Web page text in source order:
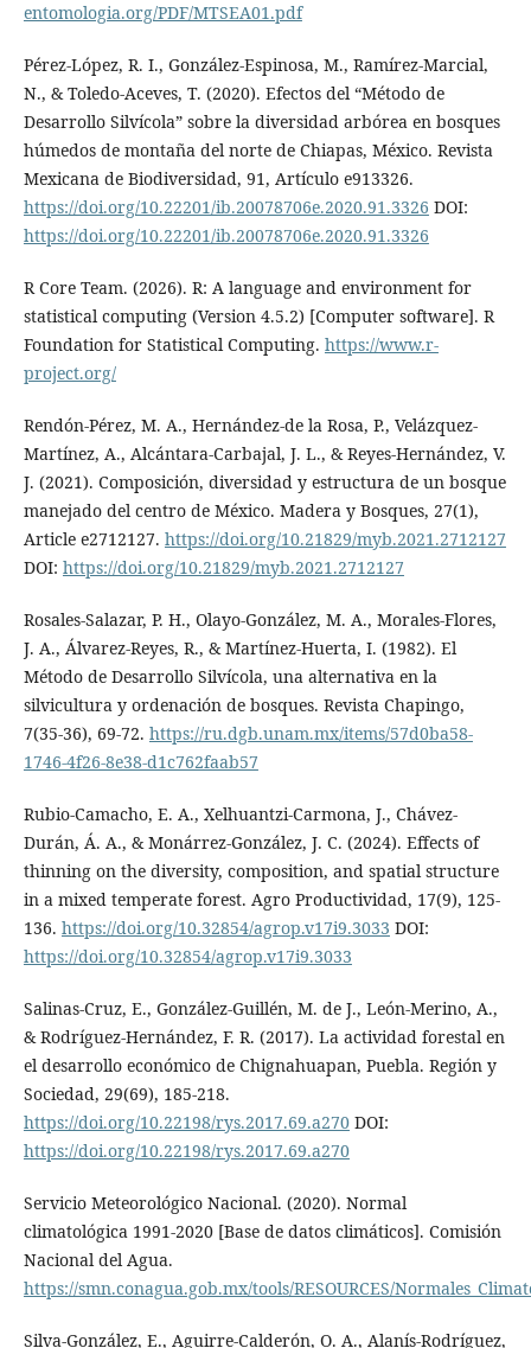
entomologia.org/PDF/MTSEA01.pdf
Pérez-López, R. I., González-Espinosa, M., Ramírez-Marcial,
N., & Toledo-Aceves, T. (2020). Efectos del “Método de
Desarrollo Silvícola” sobre la diversidad arbórea en bosques
húmedos de montaña del norte de Chiapas, México. Revista
Mexicana de Biodiversidad, 91, Artículo e913326.
https://doi.org/10.22201/ib.20078706e.2020.91.3326 DOI:
https://doi.org/10.22201/ib.20078706e.2020.91.3326
R Core Team. (2026). R: A language and environment for
statistical computing (Version 4.5.2) [Computer software]. R
Foundation for Statistical Computing. https://www.r-
project.org/
Rendón-Pérez, M. A., Hernández-de la Rosa, P., Velázquez-
Martínez, A., Alcántara-Carbajal, J. L., & Reyes-Hernández, V.
J. (2021). Composición, diversidad y estructura de un bosque
manejado del centro de México. Madera y Bosques, 27(1),
Article e2712127. https://doi.org/10.21829/myb.2021.2712127
DOI: https://doi.org/10.21829/myb.2021.2712127
Rosales-Salazar, P. H., Olayo-González, M. A., Morales-Flores,
J. A., Álvarez-Reyes, R., & Martínez-Huerta, I. (1982). El
Método de Desarrollo Silvícola, una alternativa en la
silvicultura y ordenación de bosques. Revista Chapingo,
7(35-36), 69-72. https://ru.dgb.unam.mx/items/57d0ba58-
1746-4f26-8e38-d1c762faab57
Rubio-Camacho, E. A., Xelhuantzi-Carmona, J., Chávez-
Durán, Á. A., & Monárrez-González, J. C. (2024). Effects of
thinning on the diversity, composition, and spatial structure
in a mixed temperate forest. Agro Productividad, 17(9), 125-
136. https://doi.org/10.32854/agrop.v17i9.3033 DOI:
https://doi.org/10.32854/agrop.v17i9.3033
Salinas-Cruz, E., González-Guillén, M. de J., León-Merino, A.,
& Rodríguez-Hernández, F. R. (2017). La actividad forestal en
el desarrollo económico de Chignahuapan, Puebla. Región y
Sociedad, 29(69), 185-218.
https://doi.org/10.22198/rys.2017.69.a270DOI:
https://doi.org/10.22198/rys.2017.69.a270
Servicio Meteorológico Nacional. (2020). Normal
climatológica 1991-2020 [Base de datos climáticos]. Comisión
Nacional del Agua.
https://smn.conagua.gob.mx/tools/RESOURCES/
Silva-González, E., Aguirre-Calderón, O. A., Alanís-Rodríguez,